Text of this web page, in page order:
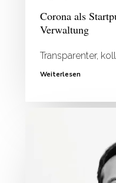
Corona als
Verwaltung
Transparenter,
Weiterlesen